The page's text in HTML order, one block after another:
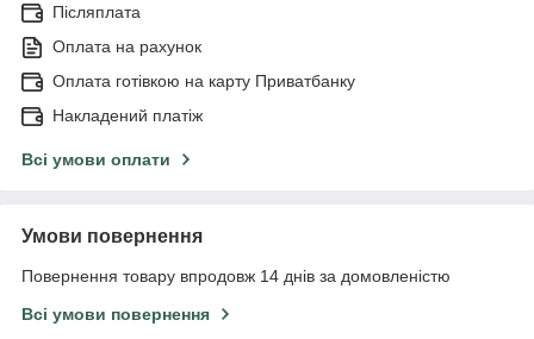
Післяплата
Оплата на рахунок
Оплата готівкою на карту Приватбанку
Накладений платіж
Всі умови оплати
Умови повернення
Повернення товару впродовж 14 днів за домовленістю
Всі умови повернення